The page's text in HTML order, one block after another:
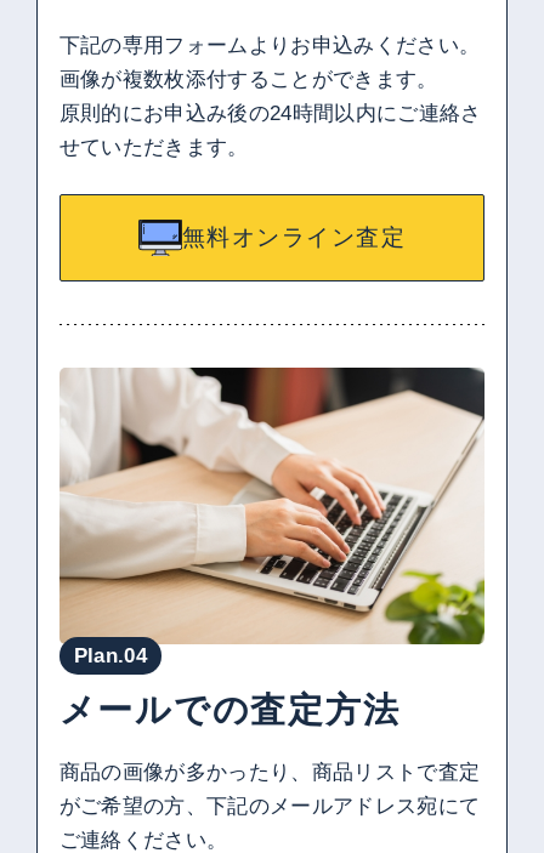
下記の専用フォームよりお申込みください。
画像が複数枚添付することができます。
原則的にお申込み後の24時間以内にご連絡さ
せていただきます。
無料オンライン査定
Plan.04
メールでの査定方法
商品の画像が多かったり、商品リストで査定
がご希望の方、下記のメールアドレス宛にて
ご連絡ください。